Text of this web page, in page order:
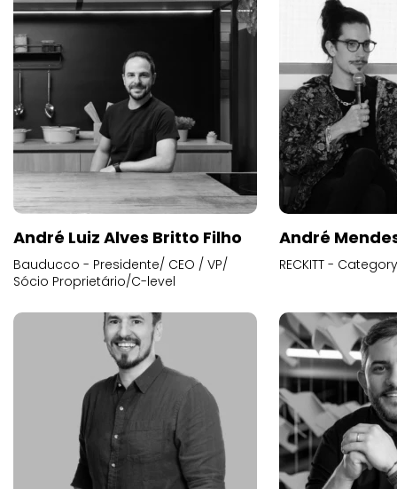
André Luiz Alves Britto Filho
Bauducco - Presidente/ CEO / VP/
Sócio Proprietário/C-level
André
RECKITT -